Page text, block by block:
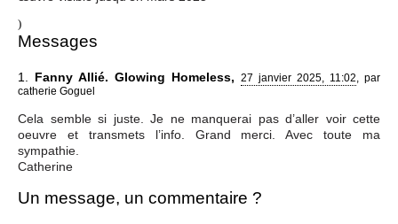
)
Messages
1. Fanny Allié. Glowing Homeless, 27 janvier 2025, 11:02, par
catherie Goguel
Cela semble si juste. Je ne manquerai pas d’aller voir cette
oeuvre et transmets l’info. Grand merci. Avec toute ma
sympathie.
Catherine
Un message, un commentaire ?